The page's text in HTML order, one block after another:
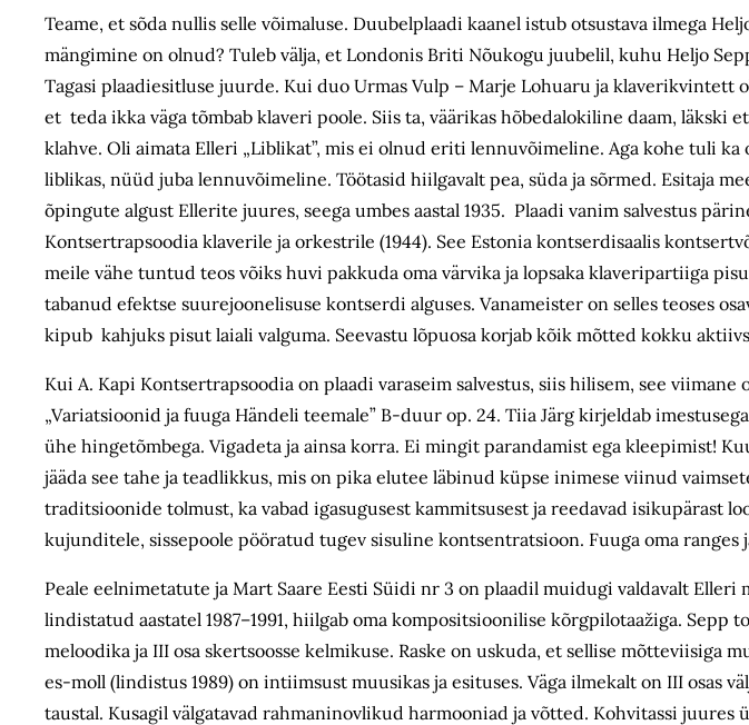
Teame, et sõda nullis selle võimaluse. Duubelplaadi kaanel istub otsustava ilmega
mängimine on olnud? Tuleb välja, et Londonis Briti Nõukogu juubelil, kuhu Heljo
Tagasi plaadiesitluse juurde. Kui duo Urmas Vulp – Marje Lohuaru ja klaverikvintett
et teda ikka väga tõmbab klaveri poole. Siis ta, väärikas hõbedalokiline daam, läkski
klahve. Oli aimata Elleri „Liblikat”, mis ei olnud eriti lennuvõimeline. Aga kohe tuli ka
liblikas, nüüd juba lennuvõimeline. Töötasid hiilgavalt pea, süda ja sõrmed. Esitaja
õpingute algust Ellerite juures, seega umbes aastal 1935. Plaadi vanim salvestus
Kontsertrapsoodia klaverile ja orkestrile (1944). See Estonia kontserdisaalis
meile vähe tuntud teos võiks huvi pakkuda oma värvika ja lopsaka klaveripartiiga
tabanud efektse suurejoonelisuse kontserdi alguses. Vanameister on selles teoses
kipub kahjuks pisut laiali valguma. Seevastu lõpuosa korjab kõik mõtted kokku
Kui A. Kapi Kontsertrapsoodia on plaadi varaseim salvestus, siis hilisem, see viimane
„Variatsioonid ja fuuga Händeli teemale” B-duur op. 24. Tiia Järg kirjeldab
ühe hingetõmbega. Vigadeta ja ainsa korra. Ei mingit parandamist ega kleepimist!
jääda see tahe ja teadlikkus, mis on pika elutee läbinud küpse inimese viinud
traditsioonide tolmust, ka vabad igasugusest kammitsusest ja reedavad isikupärast
kujunditele, sissepoole pööratud tugev sisuline kontsentratsioon. Fuuga oma
Peale eelnimetatute ja Mart Saare Eesti Süidi nr 3 on plaadil muidugi valdavalt
lindistatud aastatel 1987–1991, hiilgab oma kompositsioonilise kõrgpilotaažiga. Sepp
meloodika ja III osa skertsoosse kelmikuse. Raske on uskuda, et sellise mõtteviisiga
es-moll (lindistus 1989) on intiimsust muusikas ja esituses. Väga ilmekalt on III osas
taustal. Kusagil välgatavad rahmaninovlikud harmooniad ja võtted. Kohvitassi